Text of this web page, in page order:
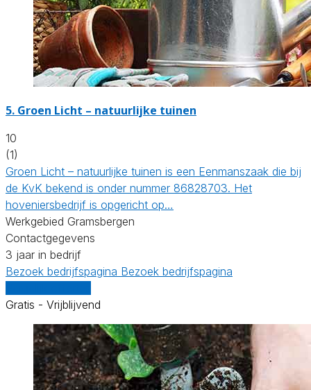
5. Groen Licht – natuurlijke tuinen
10
(1)
Groen Licht – natuurlijke tuinen is een Eenmanszaak die bij
de KvK bekend is onder nummer 86828703. Het
hoveniersbedrijf is opgericht op…
Werkgebied Gramsbergen
Contactgegevens
3 jaar in bedrijf
Bezoek bedrijfspagina Bezoek bedrijfspagina
Gratis - Vrijblijvend